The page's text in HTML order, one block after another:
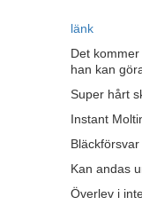
länk
Det
han kan
Super hårt
Instant
Bläckförsvar
Kan andas
Överlev i